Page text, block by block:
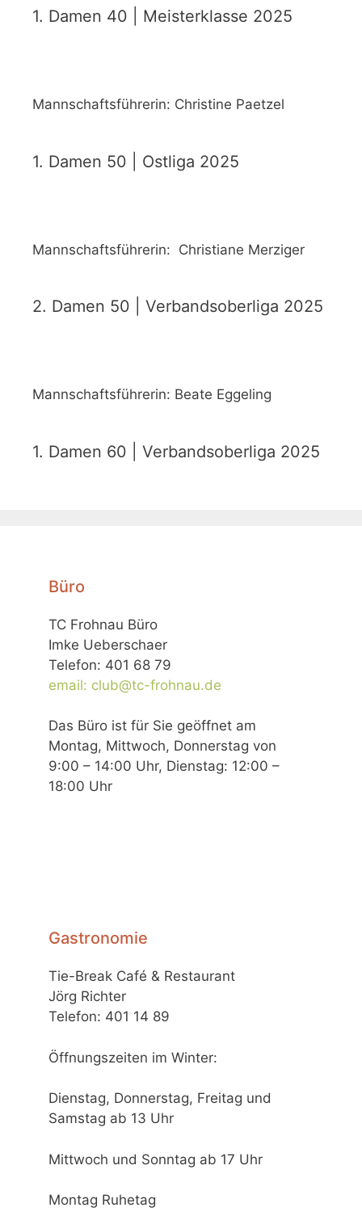
1. Damen 40 | Meisterklasse 2025
Mannschaftsführerin: Christine Paetzel
1. Damen 50 | Ostliga 2025
Mannschaftsführerin: Christiane Merziger
2. Damen 50 | Verbandsoberliga 2025
Mannschaftsführerin: Beate Eggeling
1. Damen 60 | Verbandsoberliga 2025
Büro
TC Frohnau Büro
Imke Ueberschaer
Telefon: 401 68 79
email: club@tc-frohnau.de
Das Büro ist für Sie geöffnet am
Montag, Mittwoch, Donnerstag von
9:00 – 14:00 Uhr, Dienstag: 12:00 –
18:00 Uhr
Gastronomie
Tie-Break Café & Restaurant
Jörg Richter
Telefon: 401 14 89
Öffnungszeiten im Winter:
Dienstag, Donnerstag, Freitag und
Samstag ab 13 Uhr
Mittwoch und Sonntag ab 17 Uhr
Montag Ruhetag